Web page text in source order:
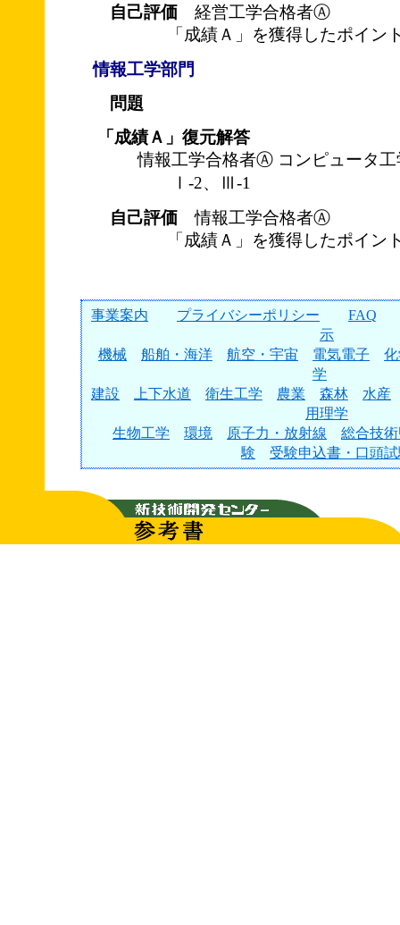
自己評価 経営工学合格者Ⓐ
「成績Ａ」を獲得したポイン
情報工学部門
問題
「成績Ａ」復元解答
情報工学合格者Ⓐ コンピュータ工
Ⅰ-2、Ⅲ-1
自己評価情報工学合格者Ⓐ
「成績Ａ」を獲得したポイン
事業案内 プライバシーポリシー
FAQ
示
機械
船舶・海洋 航空・宇宙 電気電子
学
建設
上下水道 衛生工学 農業 森林
水産
用理学
生物工学
環境 原子力・放射線
総合技
験
受験申込書・口頭